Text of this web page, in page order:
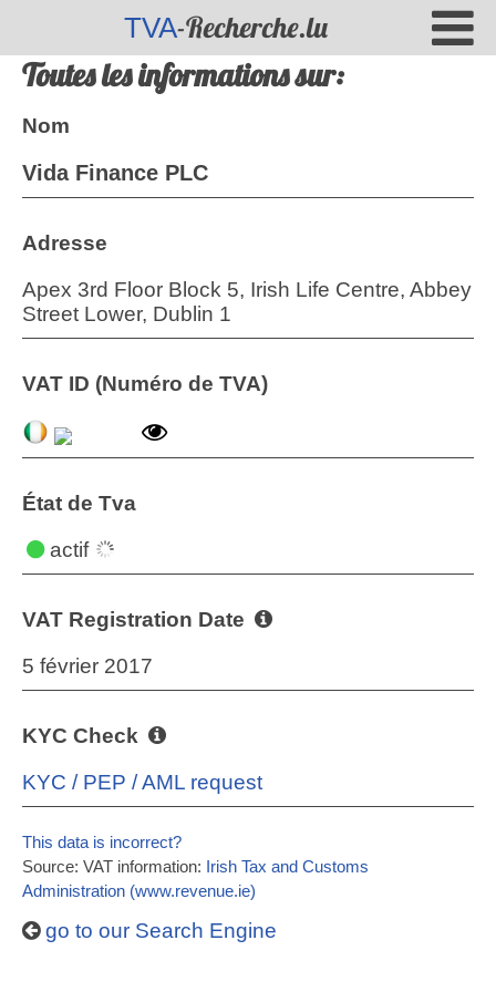
TVA-Recherche.lu
Toutes les informations sur:
Nom
Vida Finance PLC
Adresse
Apex 3rd Floor Block 5, Irish Life Centre, Abbey
Street Lower, Dublin 1
VAT ID (Numéro de TVA)
État de Tva
actif
VAT Registration Date
5 février 2017
KYC Check
KYC / PEP / AML request
This data is incorrect?
Source: VAT information: Irish Tax and Customs
Administration (www.revenue.ie)
go to our Search Engine